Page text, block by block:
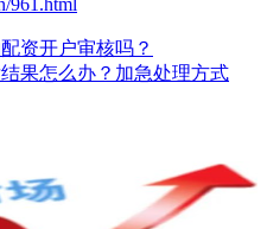
资开户审核吗？
果怎么办？加急处理方式